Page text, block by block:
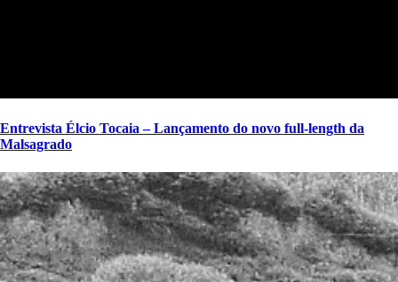
Entrevista Élcio Tocaia – Lançamento do novo full-length da
Malsagrado